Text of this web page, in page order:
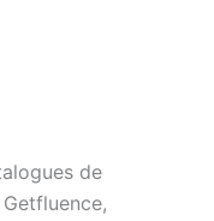
de